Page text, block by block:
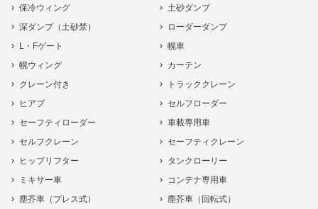
保冷ウィング
土砂ダンプ
深ダンプ（土砂禁）
ローダーダンプ
L・Fゲート
幌車
幌ウィング
カーテン
クレーン付き
トラッククレーン
ヒアブ
セルフローダー
セーフティローダー
車載専用車
セルフクレーン
セーフティクレーン
ヒップリフター
タンクローリー
ミキサー車
コンテナ専用車
塵芥車（プレス式）
塵芥車（回転式）